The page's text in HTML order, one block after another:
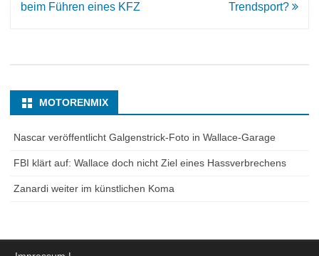
beim Führen eines KFZ
Trendsport?
MOTORENMIX
Nascar veröffentlicht Galgenstrick-Foto in Wallace-Garage
FBI klärt auf: Wallace doch nicht Ziel eines Hassverbrechens
Zanardi weiter im künstlichen Koma